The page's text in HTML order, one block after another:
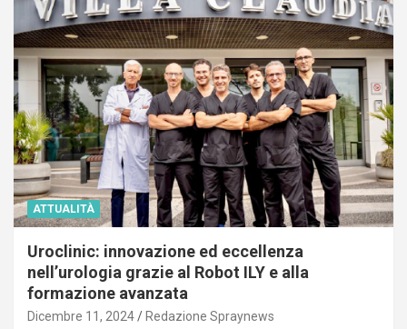
ATTUALITÀ
Uroclinic: innovazione ed eccellenza
nell’urologia grazie al Robot ILY e alla
formazione avanzata
Dicembre 11, 2024 Redazione Spraynews